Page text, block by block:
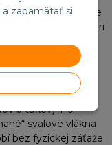
zapamätať si
intenzívnejšie
vytrvalosť pri
aktivitách.
pretože práve
kamene
(v prípade,
a tukov). Po
svalové vlákna
bez fyzickej záťaže